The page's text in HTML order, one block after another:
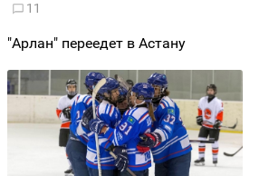
11
"Арлан" переедет в Астану